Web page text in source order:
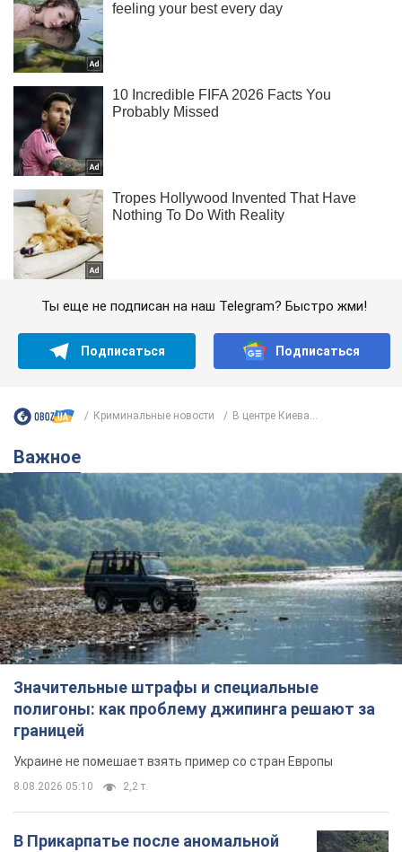
Ты еще не подписан на наш Telegram? Быстро жми!
Подписаться Подписаться
Криминальные новости В центре Киева...
Важное
Значительные штрафы и специальные
полигоны: как проблему джипинга решают за
границей
Украине не помешает взять пример со стран Европы
8.08.2026 05:10 2,2 т.
В Прикарпатье после аномальной